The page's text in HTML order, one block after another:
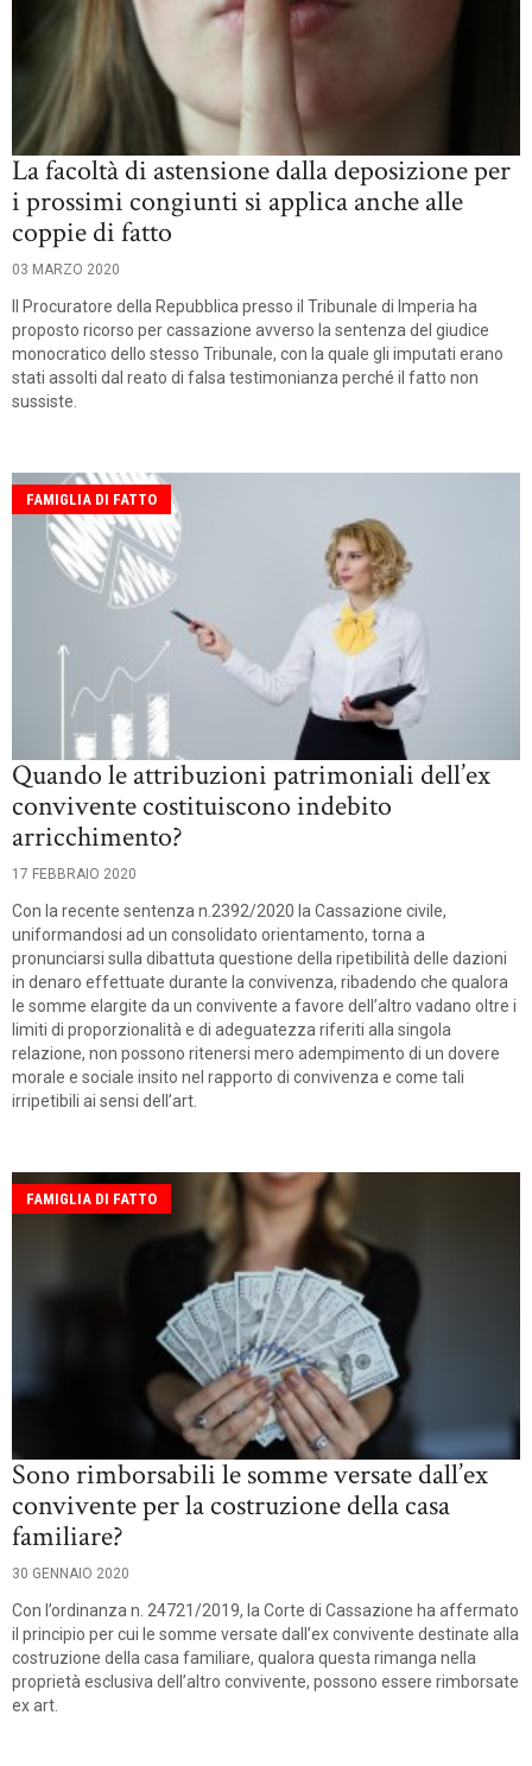
La facoltà di astensione dalla deposizione per
i prossimi congiunti si applica anche alle
coppie di fatto
03 MARZO 2020
Il Procuratore della Repubblica presso il Tribunale di Imperia ha
proposto ricorso per cassazione avverso la sentenza del giudice
monocratico dello stesso Tribunale, con la quale gli imputati erano
stati assolti dal reato di falsa testimonianza perché il fatto non
sussiste.
FAMIGLIA DI FATTO
Quando le attribuzioni patrimoniali dell’ex
convivente costituiscono indebito
arricchimento?
17 FEBBRAIO 2020
Con la recente sentenza n.2392/2020 la Cassazione civile,
uniformandosi ad un consolidato orientamento, torna a
pronunciarsi sulla dibattuta questione della ripetibilità delle dazioni
in denaro effettuate durante la convivenza, ribadendo che qualora
le somme elargite da un convivente a favore dell’altro vadano oltre i
limiti di proporzionalità e di adeguatezza riferiti alla singola
relazione, non possono ritenersi mero adempimento di un dovere
morale e sociale insito nel rapporto di convivenza e come tali
irripetibili ai sensi dell’art.
FAMIGLIA DI FATTO
Sono rimborsabili le somme versate dall’ex
convivente per la costruzione della casa
familiare?
30 GENNAIO 2020
Con l’ordinanza n. 24721/2019, la Corte di Cassazione ha affermato
il principio per cui le somme versate dall’ex convivente destinate alla
costruzione della casa familiare, qualora questa rimanga nella
proprietà esclusiva dell’altro convivente, possono essere rimborsate
ex art.